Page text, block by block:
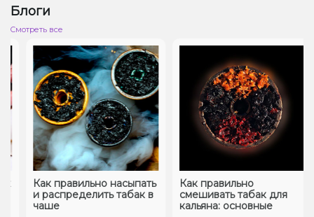
Блоги
Cмотреть все
Как правильно насыпать
и распределить табак в
чаше
Как правильно
смешивать табак для
кальяна: основные